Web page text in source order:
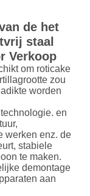
de het
staal
Verkoop
om roticake
zou
worden
en
werken enz. de
stabiele
te maken.
demontage
aan